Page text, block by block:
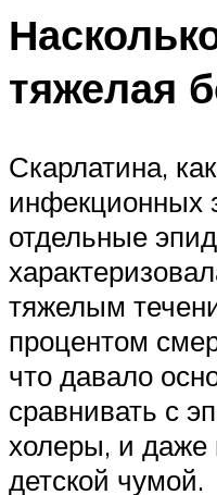
тяжелая
Скарлатина,
инфекционных
отдельные
тяжелым
процентом
что давало
сравнивать с
холеры, и даже
детской чумой.